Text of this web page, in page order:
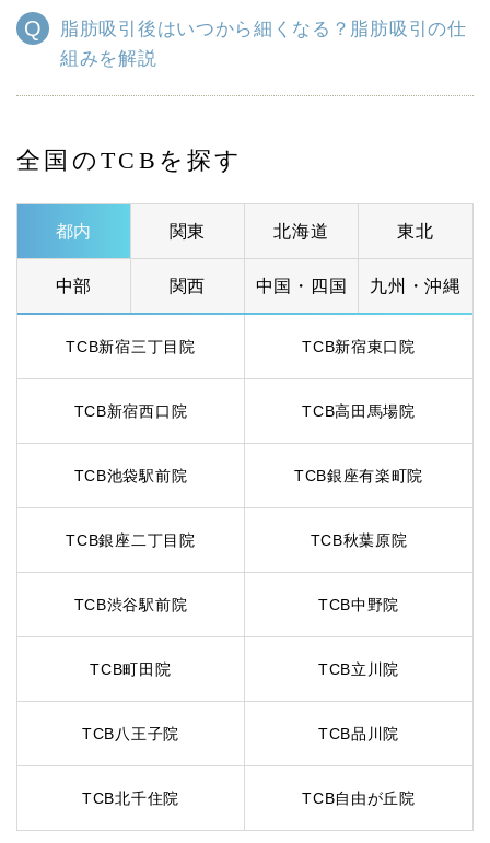
脂肪吸引後はいつから細くなる？脂肪吸引の仕
組みを解説
全国のTCBを探す
都内 関東 北海道 東北
中部 関西 中国・四国 九州・沖縄
TCB新宿三丁目院 TCB新宿東口院
TCB新宿西口院 TCB高田馬場院
TCB池袋駅前院 TCB銀座有楽町院
TCB銀座二丁目院 TCB秋葉原院
TCB渋谷駅前院 TCB中野院
TCB町田院 TCB立川院
TCB八王子院 TCB品川院
TCB北千住院 TCB自由が丘院